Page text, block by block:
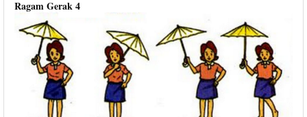
Ragam Gerak 4